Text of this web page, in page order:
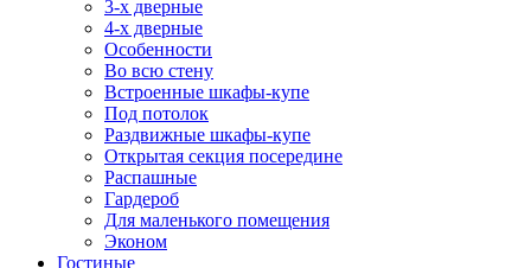
3-х дверные
4-х дверные
Особенности
Во всю стену
Встроенные шкафы-купе
Под потолок
Раздвижные шкафы-купе
Открытая секция посередине
Распашные
Гардероб
Для маленького помещения
Эконом
Гостиные